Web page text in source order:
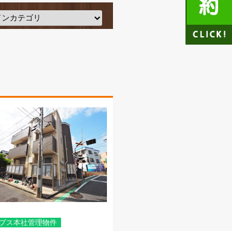
ス本社管理物件